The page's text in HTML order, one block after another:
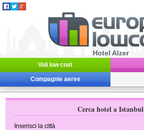
Hotel Alzer
Voli low cost
Compagnie aeree
Cerca hotel a Istanbul
Inserisci la città